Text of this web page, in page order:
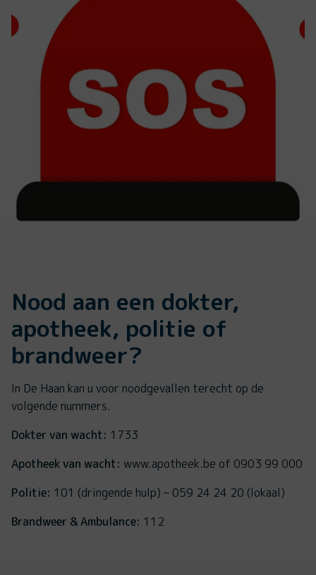
Nood aan een dokter,
apotheek, politie of
brandweer?
In De Haan kan u voor noodgevallen terecht op de
volgende nummers.
Dokter van wacht: 1733
Apotheek van wacht: www.apotheek.be of 0903 99 000
Politie: 101 (dringende hulp) – 059 24 24 20 (lokaal)
Brandweer & Ambulance: 112